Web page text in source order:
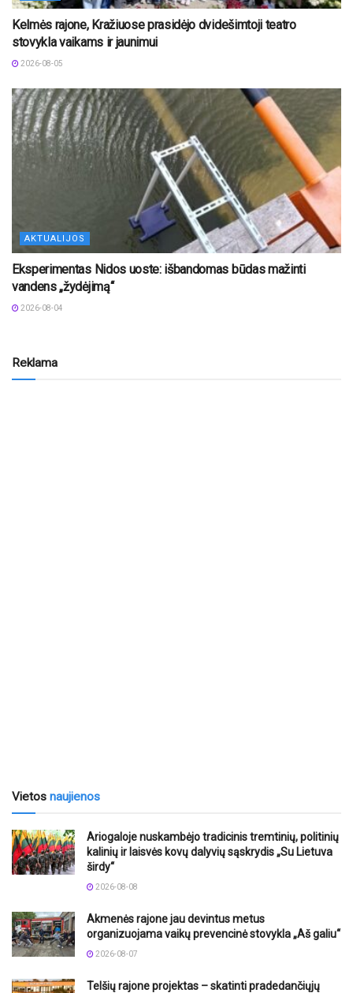
Kelmės rajone, Kražiuose prasidėjo dvidešimtoji teatro
stovykla vaikams ir jaunimui
2026-08-05
AKTUALIJOS
Eksperimentas Nidos uoste: išbandomas būdas mažinti
vandens „žydėjimą“
2026-08-04
Reklama
Vietos naujienos
Ariogaloje nuskambėjo tradicinis tremtinių, politinių
kalinių ir laisvės kovų dalyvių sąskrydis „Su Lietuva
širdy“
2026-08-08
Akmenės rajone jau devintus metus
organizuojama vaikų prevencinė stovykla „Aš galiu“
2026-08-07
Telšių rajone projektas – skatinti pradedančiųjų